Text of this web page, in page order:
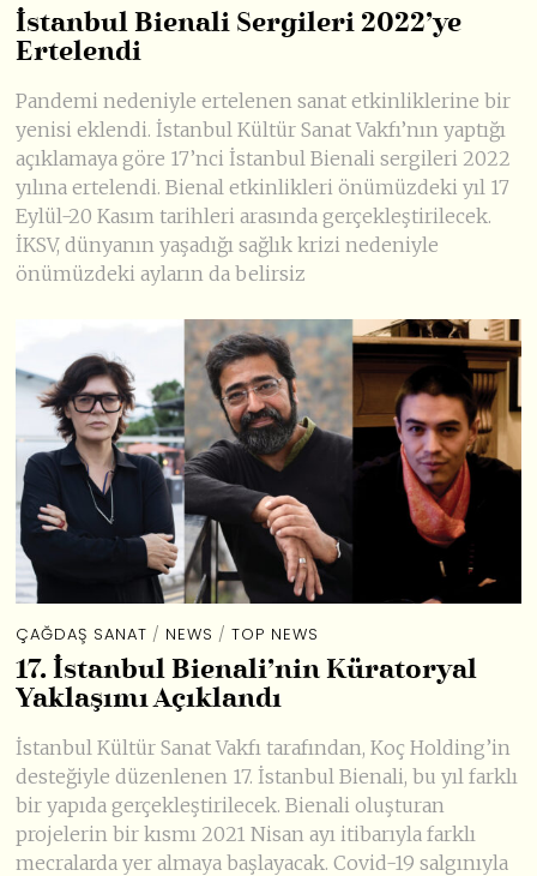
İstanbul Bienali Sergileri 2022’ye
Ertelendi
Pandemi nedeniyle ertelenen sanat etkinliklerine bir
yenisi eklendi. İstanbul Kültür Sanat Vakfı’nın yaptığı
açıklamaya göre 17’nci İstanbul Bienali sergileri 2022
yılına ertelendi. Bienal etkinlikleri önümüzdeki yıl 17
Eylül-20 Kasım tarihleri arasında gerçekleştirilecek.
İKSV, dünyanın yaşadığı sağlık krizi nedeniyle
önümüzdeki ayların da belirsiz
ÇAĞDAŞ SANAT / NEWS / TOP NEWS
17. İstanbul Bienali’nin Küratoryal
Yaklaşımı Açıklandı
İstanbul Kültür Sanat Vakfı tarafından, Koç Holding’in
desteğiyle düzenlenen 17. İstanbul Bienali, bu yıl farklı
bir yapıda gerçekleştirilecek. Bienali oluşturan
projelerin bir kısmı 2021 Nisan ayı itibarıyla farklı
mecralarda yer almaya başlayacak. Covid-19 salgınıyla